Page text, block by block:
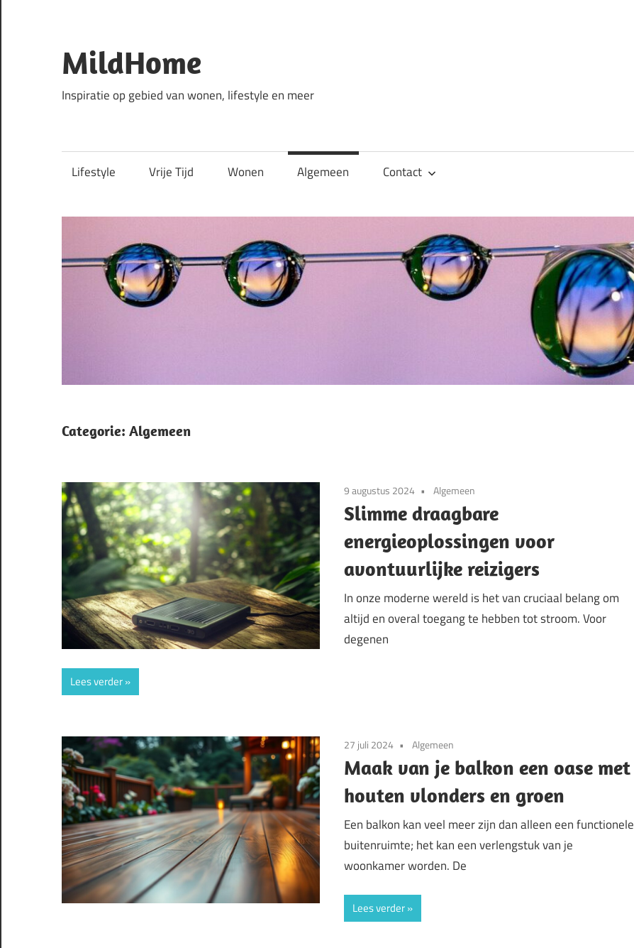
de
inhoud
MildHome
Inspiratie op gebied van wonen, lifestyle en meer
Lifestyle Vrije Tijd Wonen Algemeen Contact
Categorie: Algemeen
9 augustus 2024 Algemeen
Slimme draagbare
energieoplossingen voor
avontuurlijke reizigers
In onze moderne wereld is het van cruciaal belang om
altijd en overal toegang te hebben tot stroom. Voor
degenen
Lees verder
27 juli 2024 Algemeen
Maak van je balkon een oase met
houten vlonders en groen
Een balkon kan veel meer zijn dan alleen een functionele
buitenruimte; het kan een verlengstuk van je
woonkamer worden. De
Lees verder